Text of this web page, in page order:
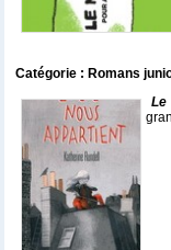
Catégorie : Romans
Le